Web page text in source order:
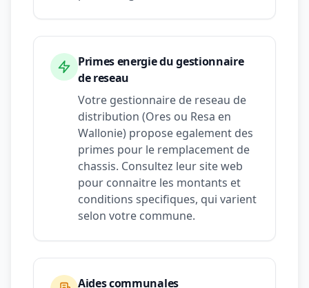
Primes energie du gestionnaire
de reseau
Votre gestionnaire de reseau de
distribution (Ores ou Resa en
Wallonie) propose egalement des
primes pour le remplacement de
chassis. Consultez leur site web
pour connaitre les montants et
conditions specifiques, qui varient
selon votre commune.
Aides communales